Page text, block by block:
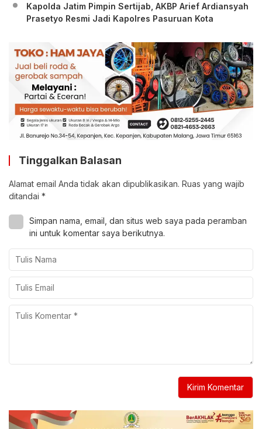
Kapolda Jatim Pimpin Sertijab, AKBP Arief Ardiansyah
Prasetyo Resmi Jadi Kapolres Pasuruan Kota
Tinggalkan Balasan
Alamat email Anda tidak akan dipublikasikan. Ruas yang wajib
ditandai *
Simpan nama, email, dan situs web saya pada peramban
ini untuk komentar saya berikutnya.